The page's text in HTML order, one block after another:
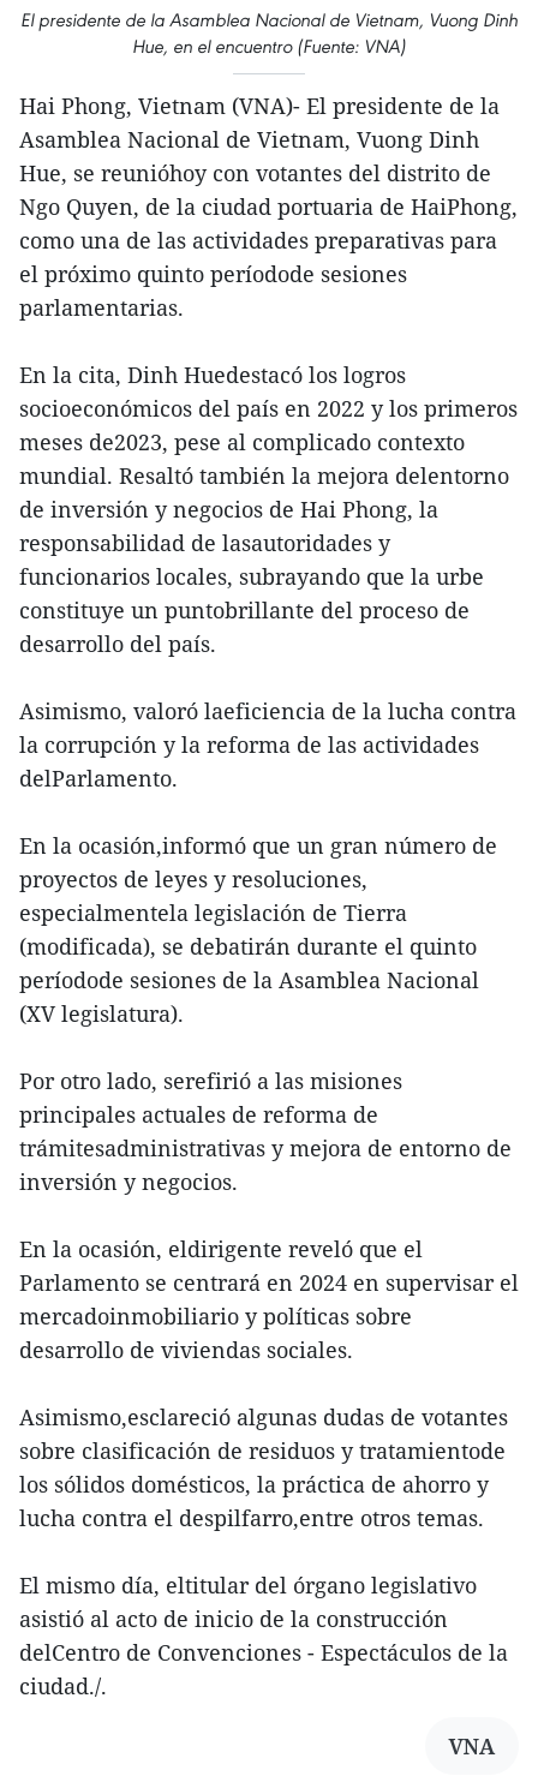
El presidente de la Asamblea Nacional de Vietnam, Vuong Dinh
Hue, en el encuentro (Fuente: VNA)
Hai Phong, Vietnam (VNA)- El presidente de la
Asamblea Nacional de Vietnam, Vuong Dinh
Hue, se reunióhoy con votantes del distrito de
Ngo Quyen, de la ciudad portuaria de HaiPhong,
como una de las actividades preparativas para
el próximo quinto períodode sesiones
parlamentarias.
En la cita, Dinh Huedestacó los logros
socioeconómicos del país en 2022 y los primeros
meses de2023, pese al complicado contexto
mundial. Resaltó también la mejora delentorno
de inversión y negocios de Hai Phong, la
responsabilidad de lasautoridades y
funcionarios locales, subrayando que la urbe
constituye un puntobrillante del proceso de
desarrollo del país.
Asimismo, valoró laeficiencia de la lucha contra
la corrupción y la reforma de las actividades
delParlamento.
En la ocasión,informó que un gran número de
proyectos de leyes y resoluciones,
especialmentela legislación de Tierra
(modificada), se debatirán durante el quinto
períodode sesiones de la Asamblea Nacional
(XV legislatura).
Por otro lado, serefirió a las misiones
principales actuales de reforma de
trámitesadministrativas y mejora de entorno de
inversión y negocios.
En la ocasión, eldirigente reveló que el
Parlamento se centrará en 2024 en supervisar el
mercadoinmobiliario y políticas sobre
desarrollo de viviendas sociales.
Asimismo,esclareció algunas dudas de votantes
sobre clasificación de residuos y tratamientode
los sólidos domésticos, la práctica de ahorro y
lucha contra el despilfarro,entre otros temas.
El mismo día, eltitular del órgano legislativo
asistió al acto de inicio de la construcción
delCentro de Convenciones - Espectáculos de la
ciudad./.
VNA